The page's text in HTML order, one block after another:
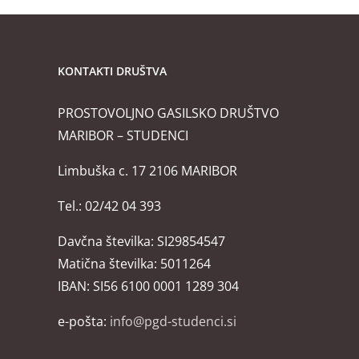
KONTAKTI DRUŠTVA
PROSTOVOLJNO GASILSKO DRUŠTVO
MARIBOR – STUDENCI
Limbuška c. 17 2106 MARIBOR
Tel.: 02/42 04 393
Davčna številka: SI29854547
Matična številka: 5011264
IBAN: SI56 6100 0001 1289 304
e-pošta: info@pgd-studenci.si